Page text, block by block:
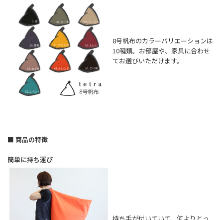
8号帆布のカラーバリエーションは
10種類。お部屋や、家具に合わせ
てお選びいただけます。
■ 商品の特徴
簡単に持ち運び